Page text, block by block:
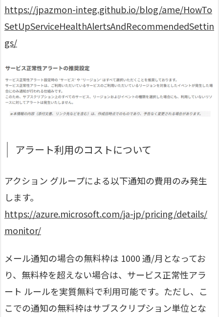
https://jpazmon-integ.github.io/blog/ame/HowTo
SetUpServiceHealthAlertsAndRecommendedSettin
gs/
アラート利用のコストについて
アクション グループによる以下通知の費用のみ発生
します。
https://azure.microsoft.com/ja-jp/pricing/details/
monitor/
メール通知の場合の無料枠は 1000 通/月となってお
り、無料枠を超えない場合は、サービス正常性アラ
ート ルールを実質無料で利用可能です。ただし、こ
こでの通知の無料枠はサブスクリプション単位とな